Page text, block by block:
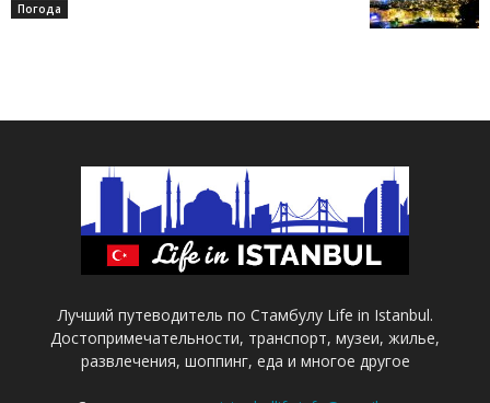
Погода
Лучший путеводитель по Стамбулу Life in Istanbul.
Достопримечательности, транспорт, музеи, жилье,
развлечения, шоппинг, еда и многое другое